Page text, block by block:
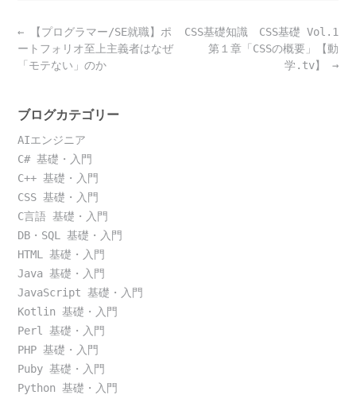
Post
navigation
CSS基礎知識 CSS基礎 Vol.1
第１章「CSSの概要」【動
学.tv】 →
← 【プログラマー/SE就職】ポ
ートフォリオ至上主義者はなぜ
「モテない」のか
ブログカテゴリー
AIエンジニア
C# 基礎・入門
C++ 基礎・入門
CSS 基礎・入門
C言語 基礎・入門
DB・SQL 基礎・入門
HTML 基礎・入門
Java 基礎・入門
JavaScript 基礎・入門
Kotlin 基礎・入門
Perl 基礎・入門
PHP 基礎・入門
Puby 基礎・入門
Python 基礎・入門